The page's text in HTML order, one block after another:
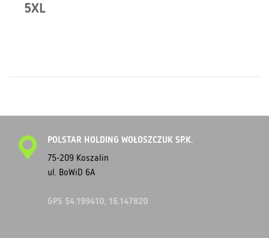
5XL
POLSTAR HOLDING WOŁOSZCZUK SP.K.
75-209 Koszalin
ul. BoWiD 6A
GPS 54.199410, 16.147820